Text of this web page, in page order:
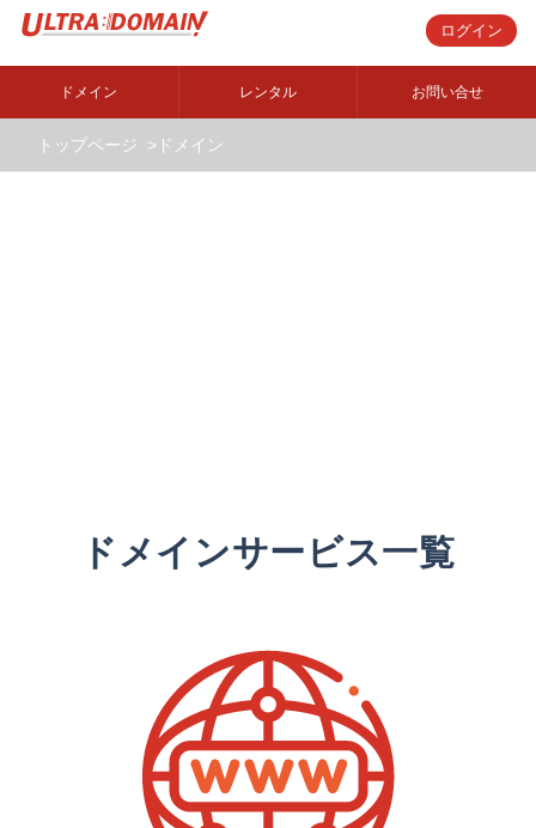
ログイン
ドメイン レンタル お問い合せ
トップページ ドメイン
ドメインサービス一覧